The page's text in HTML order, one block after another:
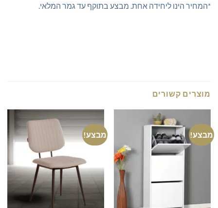
*המחיר הינו ליחידה אחת. מבצע בתוקף עד גמר המלאי.
מוצרים קשורים
מבצע! מבצע!